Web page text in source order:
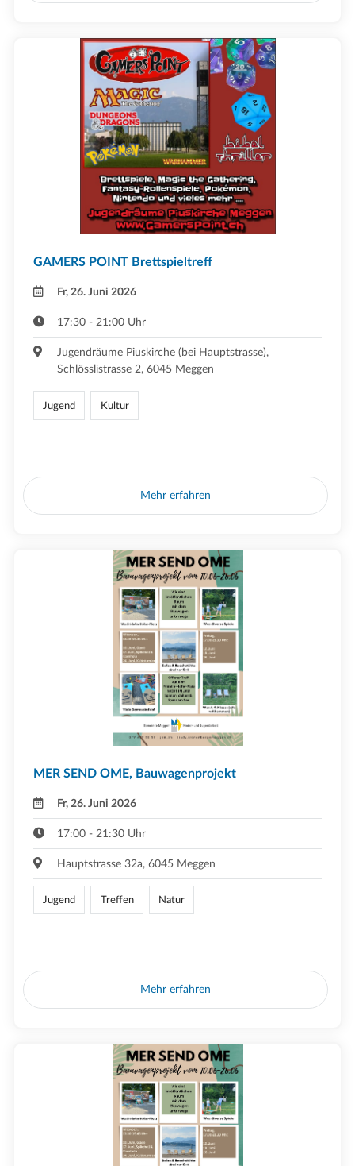
GAMERS POINT Brettspieltreff
Fr, 26. Juni 2026
17:30 - 21:00 Uhr
Jugendräume Piuskirche (bei Hauptstrasse),
Schlösslistrasse 2, 6045 Meggen
Jugend Kultur
Mehr erfahren
MER SEND OME, Bauwagenprojekt
Fr, 26. Juni 2026
17:00 - 21:30 Uhr
Hauptstrasse 32a, 6045 Meggen
Jugend Treffen Natur
Mehr erfahren